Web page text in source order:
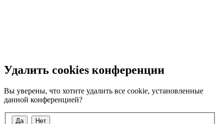
Удалить cookies конференции
Вы уверены, что хотите удалить все cookie, установленные
данной конференцией?